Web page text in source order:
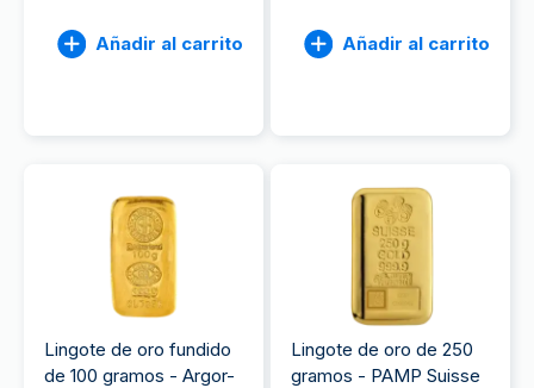
Añadir al carrito Añadir al carrito
Lingote de oro fundido
de 100 gramos - Argor-
Lingote de oro de 250
gramos - PAMP Suisse